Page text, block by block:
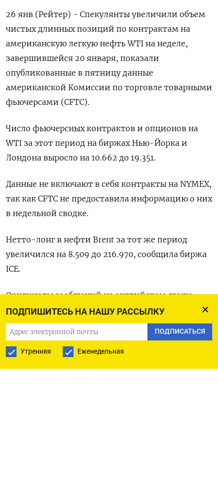
ПОДПИШИТЕСЬ НА НАШУ РАССЫЛКУ
ПОДПИСАТЬСЯ
Утренняя Еженедельная
26 янв (Рейтер) - Спекулянты увеличили объем
чистых длинных позиций по ⁠контрактам на
американскую легкую нефть WTI на неделе,
завершившейся 20 января, ⁠показали
опубликованные в ​пятницу данные
американской ⁠Комиссии по торговле товарными
фьючерсами (⁠CFTC).
Число фьючерсных контрактов и опционов на
‌WTI за этот ‍период на биржах Нью-Йорка ‌и
Лондона выросло на ​10.662 до 19.351.
Данные не включают в ⁠себя контракты ‍на NYMEX,
так как CFTC не ‌предоставила информацию о них
в недельной сводке.
Нетто-лонг в нефти Brent за тот же период
увеличился на 8.‍509 ‍до 216.970, сообщила биржа
ICE.
Оригиналы ‍сообщений на английском языке
доступны по кодам:
(Бюро ⁠Рейтер в Нью-Йорке и Гданьске)